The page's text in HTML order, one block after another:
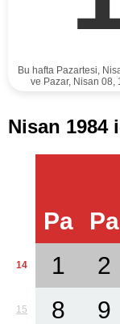
Bu hafta Pazartesi,
ve Pazar, Nisan 08,
Nisan 1984
Pa
Pa
14 1 2
15 8 9